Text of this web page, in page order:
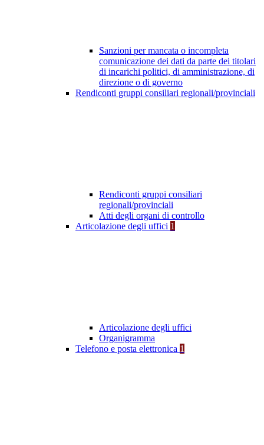
Sanzioni per mancata o incompleta
comunicazione dei dati da parte dei titolari
di incarichi politici, di amministrazione, di
direzione o di governo
Rendiconti gruppi consiliari regionali/provinciali
Rendiconti gruppi consiliari
regionali/provinciali
Atti degli organi di controllo
Articolazione degli uffici 1
Articolazione degli uffici
Organigramma
Telefono e posta elettronica 1